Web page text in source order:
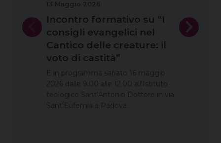
Incontro formativo su “I
consigli evangelici nel
Cantico delle creature: il
voto di castità”